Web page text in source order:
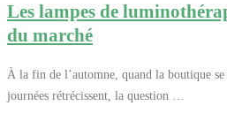
Les lampes de
du marché
À la fin de l’automne, quand la boutique
journées rétrécissent, la question …